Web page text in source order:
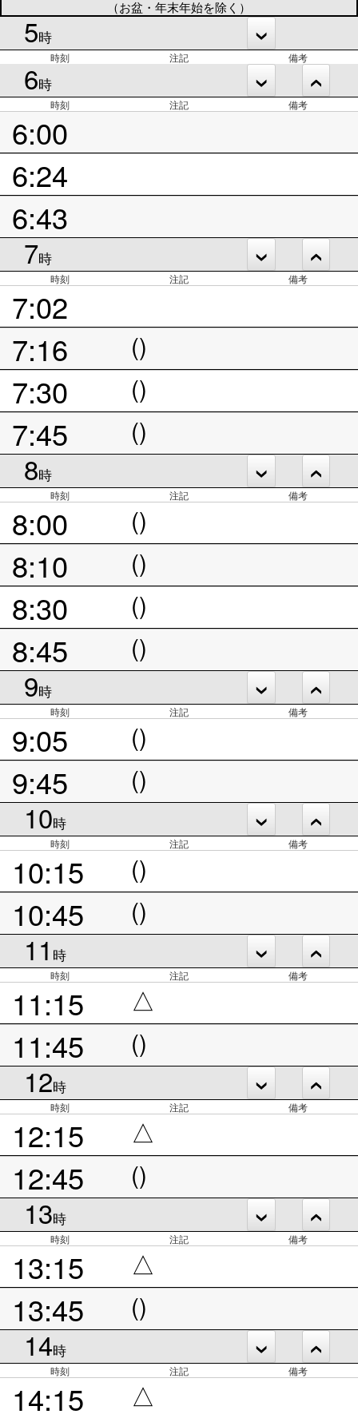
（お盆・年末年始を除く）
5時
時刻 注記 備考
6時
時刻 注記 備考
6:00
6:24
6:43
7時
時刻 注記 備考
7:02
7:16
()
7:30 ()
7:45 ()
8時
時刻 注記 備考
8:00 ()
8:10 ()
8:30 ()
8:45 ()
9時
時刻 注記 備考
9:05 ()
9:45 ()
10時
時刻 注記 備考
10:15 ()
10:45 ()
11 時
時刻 注記 備考
11:15 △
11:45 ()
12時
時刻 注記 備考
12:15 △
12:45 ()
13時
時刻 注記 備考
13:15 △
13:45 ()
14時
時刻 注記 備考
14:15 △